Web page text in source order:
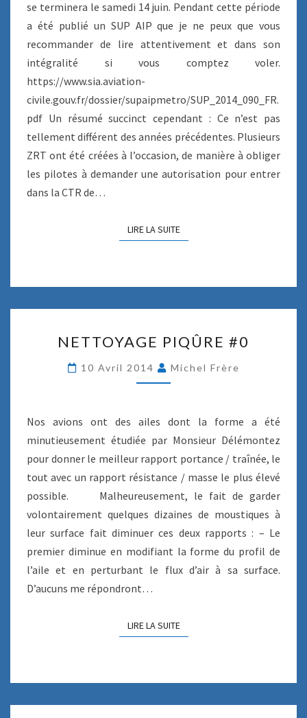
R
S
H
O
T
S
U
P
I
se terminera le samedi 14 juin. Pendant cette période
a été publié un SUP AIP que je ne peux que vous
recommander de lire attentivement et dans son
intégralité si vous comptez voler.
https://www.sia.aviation-
civile.gouv.fr/dossier/supaipmetro/SUP_2014_090_FR.
pdf Un résumé succinct cependant : Ce n’est pas
tellement différent des années précédentes. Plusieurs
ZRT ont été créées à l’occasion, de manière à obliger
les pilotes à demander une autorisation pour entrer
dans la CTR de…
LIRE LA SUITELIRE LA SUITE
E
T
O
A
E
P
I
Q
Û
E
#
0
NETTOYAGE PIQÛRE #0
10 Avril 2014 Michel Frère
Nos avions ont des ailes dont la forme a été
minutieusement étudiée par Monsieur Délémontez
pour donner le meilleur rapport portance / traînée, le
tout avec un rapport résistance / masse le plus élevé
possible. Malheureusement, le fait de garder
volontairement quelques dizaines de moustiques à
leur surface fait diminuer ces deux rapports : – Le
premier diminue en modifiant la forme du profil de
l’aile et en perturbant le flux d’air à sa surface.
D’aucuns me répondront…
LIRE LA SUITELIRE LA SUITE